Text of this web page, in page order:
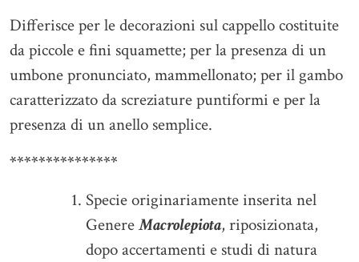
Differisce per le decorazioni sul cappello costituite
da piccole e fini squamette; per la presenza di un
umbone pronunciato, mammellonato; per il gambo
caratterizzato da screziature puntiformi e per la
presenza di un anello semplice.
***************
Specie originariamente inserita nel
GenereMacrolepiota, riposizionata,
dopo accertamenti e studi di natura